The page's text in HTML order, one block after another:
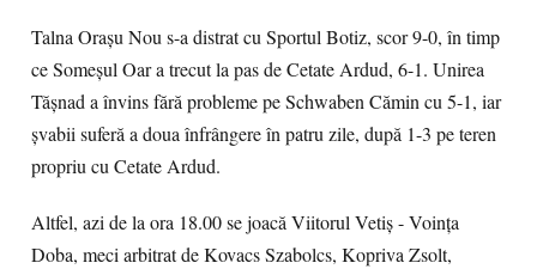
Talna Oraşu Nou s-a distrat cu Sportul Botiz, scor 9-0, în timp
ce Someşul Oar a trecut la pas de Cetate Ardud, 6-1. Unirea
Tăşnad a învins fără probleme pe Schwaben Cămin cu 5-1, iar
şvabii suferă a doua înfrângere în patru zile, după 1-3 pe teren
propriu cu Cetate Ardud.
Altfel, azi de la ora 18.00 se joacă Viitorul Vetiș - Voința
Doba, meci arbitrat de Kovacs Szabolcs, Kopriva Zsolt,